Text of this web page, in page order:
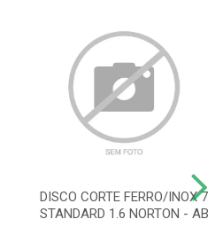
DISCO CORTE FERRO/INOX 7
STANDARD 1.6 NORTON - AB